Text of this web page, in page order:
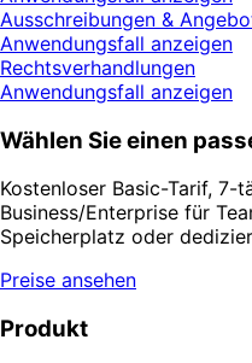
Ausschreibungen &
Anwendungsfall anzeigen
Rechtsverhandlungen
Anwendungsfall anzeigen
Wählen Sie einen
Kostenloser Basic-Tarif, 7-
Business/Enterprise für
Speicherplatz oder
Preise ansehen
Produkt